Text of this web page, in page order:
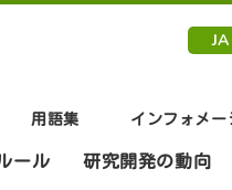
JA
ール 研究開発の動向
用語集 インフォメー